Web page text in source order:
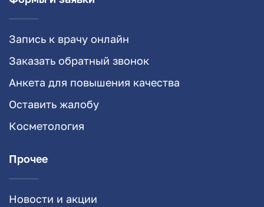
Запись к врачу онлайн
Заказать обратный звонок
Анкета для повышения качества
Оставить жалобу
Косметология
Прочее
Новости и акции